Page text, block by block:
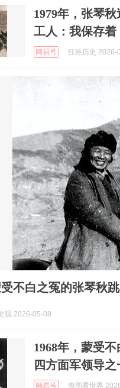
1979年，张琴
工人：我保存着
网易号 狂热历史 2026-
受不白之冤的张琴秋
观 2026-05-08
1968年，蒙受
四方面军领导之
网易号 舆图看世界